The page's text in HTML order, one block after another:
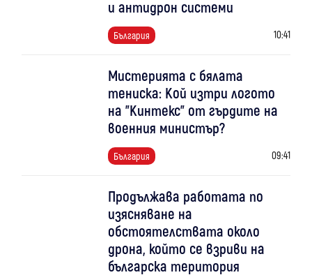
и антидрон системи
България 10:41
Мистерията с бялата
тениска: Кой изтри логото
на "Кинтекс" от гърдите на
военния министър?
България 09:41
Продължава работата по
изясняване на
обстоятелствата около
дрона, който се взриви на
българска територия